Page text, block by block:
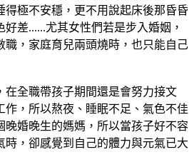
得極不安穩，更不用說起床後那昏昏
差......尤其女性們若是步入婚姻，
職，家庭育兒兩頭燒時，也只能自己
在全職帶孩子期間還是會努力接文
作，所以熬夜、睡眠不足、氣色不佳
晚婚晚生的媽媽，所以當孩子好不容
時，卻感覺到自己的體力與元氣已大